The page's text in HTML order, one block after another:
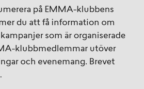
på EMMA-klubbens
du att få information om
som är organiserade
klubbmedlemmar utöver
och evenemang. Brevet